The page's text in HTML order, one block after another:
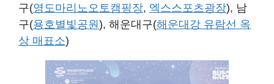
구(영도마리노오토캠핑장, 엑스스포츠광장), 남
구(용호별빛공원), 해운대구(해운대강 유람선 옥
상 매표소)